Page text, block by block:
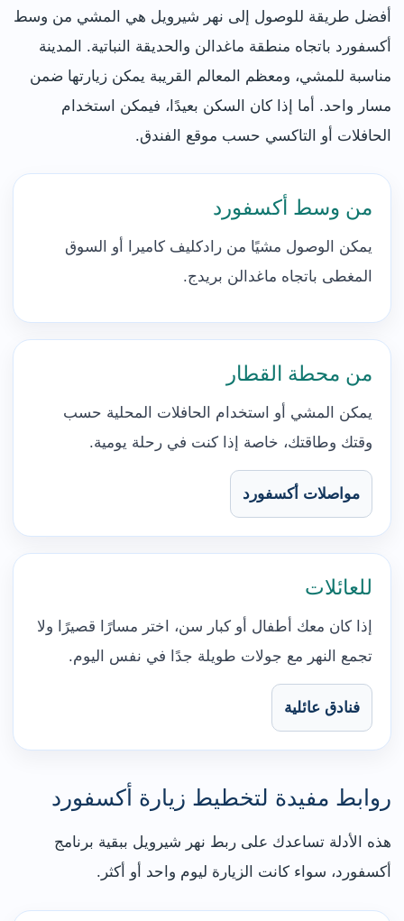
أفضل طريقة للوصول إلى نهر شيرويل هي المشي من وسط
أكسفورد باتجاه منطقة ماغدالن والحديقة النباتية. المدينة
مناسبة للمشي، ومعظم المعالم القريبة يمكن زيارتها ضمن
مسار واحد. أما إذا كان السكن بعيدًا، فيمكن استخدام
الحافلات أو التاكسي حسب موقع الفندق.
من وسط أكسفورد
يمكن الوصول مشيًا من رادكليف كاميرا أو السوق
المغطى باتجاه ماغدالن بريدج.
من محطة القطار
يمكن المشي أو استخدام الحافلات المحلية حسب
وقتك وطاقتك، خاصة إذا كنت في رحلة يومية.
مواصلات أكسفورد
للعائلات
إذا كان معك أطفال أو كبار سن، اختر مسارًا قصيرًا ولا
تجمع النهر مع جولات طويلة جدًا في نفس اليوم.
فنادق عائلية
روابط مفيدة لتخطيط زيارة أكسفورد
هذه الأدلة تساعدك على ربط نهر شيرويل ببقية برنامج
أكسفورد، سواء كانت الزيارة ليوم واحد أو أكثر.